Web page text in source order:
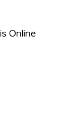
Online